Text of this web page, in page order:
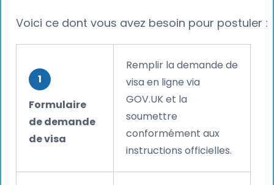
Voici ce dont vous avez besoin pour postuler :
1
Formulaire
de demande
de visa
Remplir la demande de
visa en ligne via
GOV.UK et la
soumettre
conformément aux
instructions officielles.